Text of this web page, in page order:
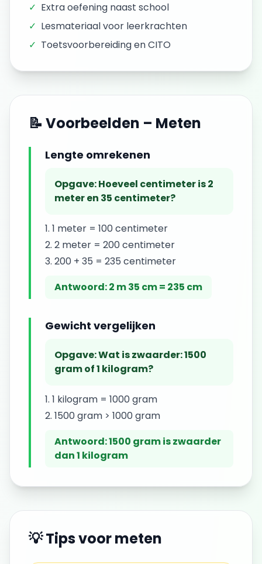
✓ Extra oefening naast school
✓ Lesmateriaal voor leerkrachten
✓ Toetsvoorbereiding en CITO
📝 Voorbeelden – Meten
Lengte omrekenen
Opgave:Hoeveel centimeter is 2
meter en 35 centimeter?
1 meter = 100 centimeter
2 meter = 200 centimeter
200 + 35 = 235 centimeter
Antwoord:2 m 35 cm = 235 cm
Gewicht vergelijken
Opgave:Wat is zwaarder: 1500
gram of 1 kilogram?
1 kilogram = 1000 gram
1500 gram > 1000 gram
Antwoord:1500 gram is zwaarder
dan 1 kilogram
💡 Tips voormeten